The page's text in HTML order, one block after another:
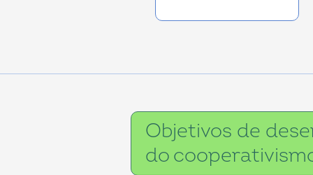
Objetivos de
do